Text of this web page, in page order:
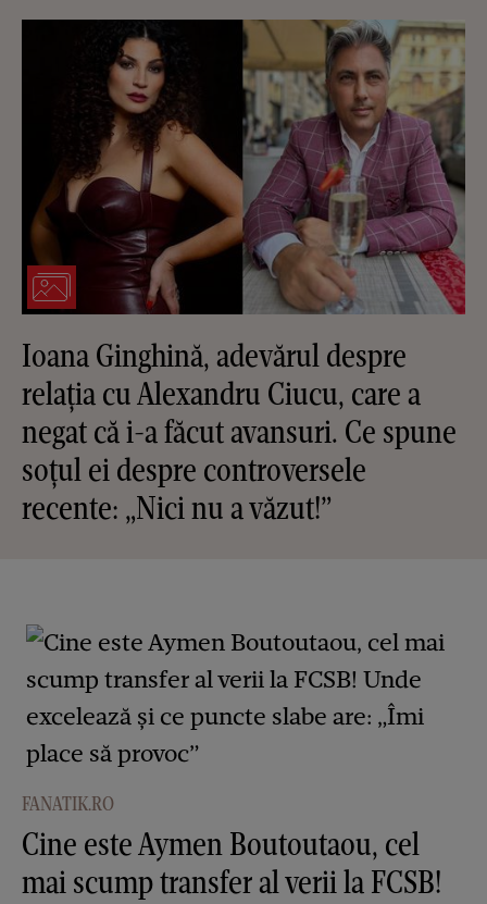
Ioana Ginghină, adevărul despre
relația cu Alexandru Ciucu, care a
negat că i-a făcut avansuri. Ce spune
soțul ei despre controversele
recente: „Nici nu a văzut!”
FANATIK.RO
Cine este Aymen Boutoutaou, cel
mai scump transfer al verii la FCSB!